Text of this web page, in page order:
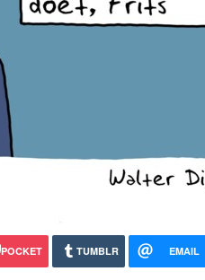
POCKET TUMBLR EMAIL